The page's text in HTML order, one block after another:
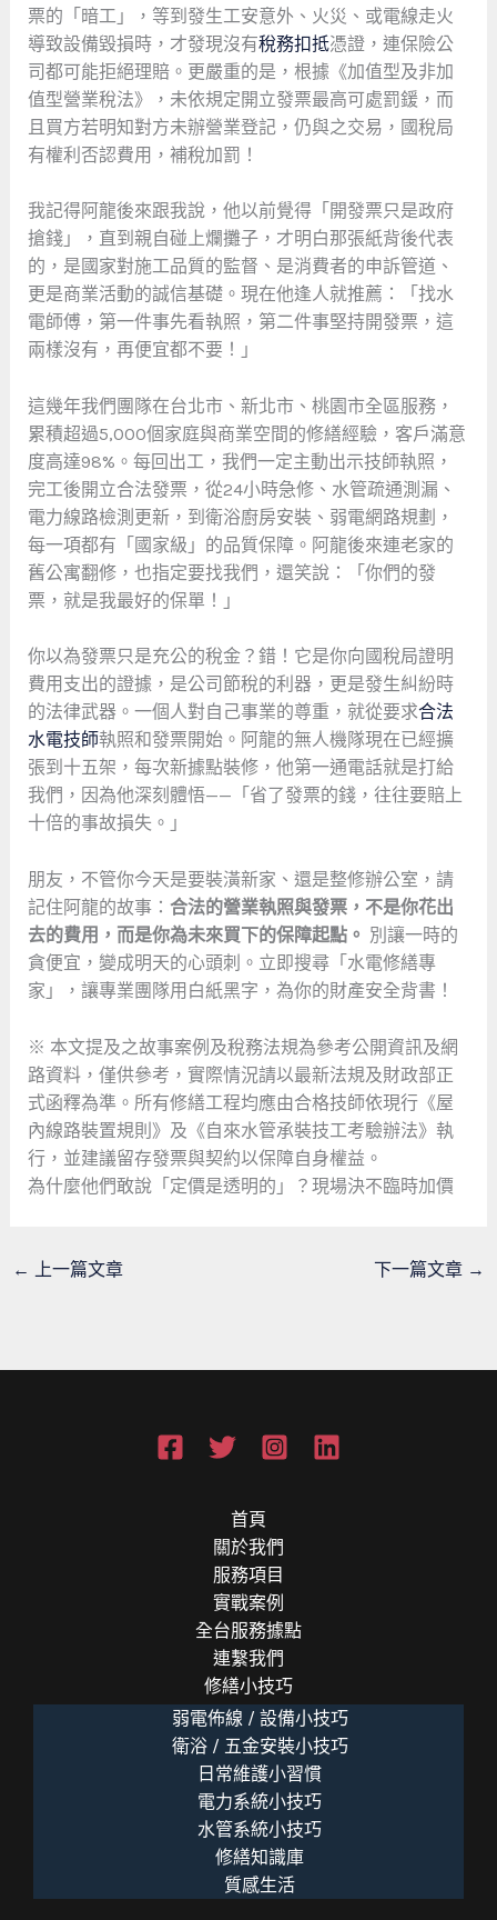
票的「暗工」，等到發生工安意外、火災、或電線走火
導致設備毀損時，才發現沒有稅務扣抵憑證，連保險公
司都可能拒絕理賠。更嚴重的是，根據《加值型及非加
值型營業稅法》，未依規定開立發票最高可處罰鍰，而
且買方若明知對方未辦營業登記，仍與之交易，國稅局
有權利否認費用，補稅加罰！
我記得阿龍後來跟我說，他以前覺得「開發票只是政府
搶錢」，直到親自碰上爛攤子，才明白那張紙背後代表
的，是國家對施工品質的監督、是消費者的申訴管道、
更是商業活動的誠信基礎。現在他逢人就推薦：「找水
電師傅，第一件事先看執照，第二件事堅持開發票，這
兩樣沒有，再便宜都不要！」
這幾年我們團隊在台北市、新北市、桃園市全區服務，
累積超過5,000個家庭與商業空間的修繕經驗，客戶滿意
度高達98%。每回出工，我們一定主動出示技師執照，
完工後開立合法發票，從24小時急修、水管疏通測漏、
電力線路檢測更新，到衛浴廚房安裝、弱電網路規劃，
每一項都有「國家級」的品質保障。阿龍後來連老家的
舊公寓翻修，也指定要找我們，還笑說：「你們的發
票，就是我最好的保單！」
你以為發票只是充公的稅金？錯！它是你向國稅局證明
費用支出的證據，是公司節稅的利器，更是發生糾紛時
的法律武器。一個人對自己事業的尊重，就從要求合法
水電技師執照和發票開始。阿龍的無人機隊現在已經擴
張到十五架，每次新據點裝修，他第一通電話就是打給
我們，因為他深刻體悟——「省了發票的錢，往往要賠上
十倍的事故損失。」
朋友，不管你今天是要裝潢新家、還是整修辦公室，請
記住阿龍的故事： 合法的營業執照與發票，不是你花出
去的費用，而是你為未來買下的保障起點。 別讓一時的
貪便宜，變成明天的心頭刺。立即搜尋「水電修繕專
家」，讓專業團隊用白紙黑字，為你的財產安全背書！
※ 本文提及之故事案例及稅務法規為參考公開資訊及網
路資料，僅供參考，實際情況請以最新法規及財政部正
式函釋為準。所有修繕工程均應由合格技師依現行《屋
內線路裝置規則》及《自來水管承裝技工考驗辦法》執
行，並建議留存發票與契約以保障自身權益。
為什麼他們敢說「定價是透明的」？現場決不臨時加價
← 上一篇文章 下一篇文章 →
首頁
關於我們
服務項目
實戰案例
全台服務據點
連繫我們
修繕小技巧
弱電佈線 / 設備小技巧
衛浴 / 五金安裝小技巧
日常維護小習慣
電力系統小技巧
水管系統小技巧
修繕知識庫
質感生活